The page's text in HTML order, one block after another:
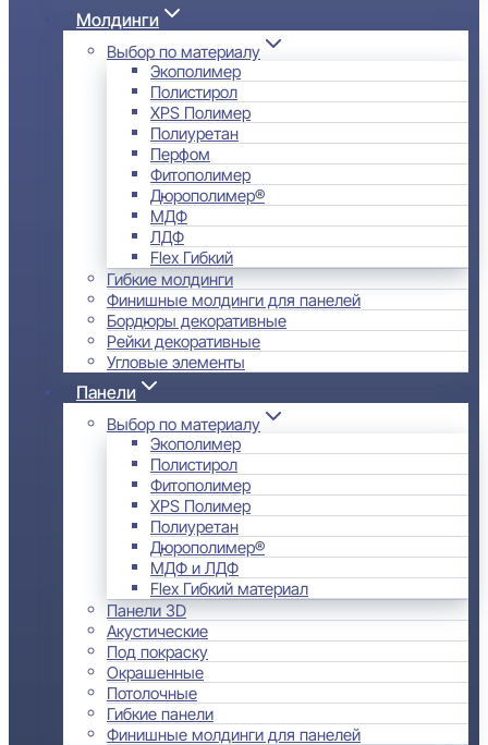
Молдинги
Выбор по материалу
Экополимер
Полистирол
XPS Полимер
Полиуретан
Перфом
Фитополимер
Дюрополимер®
МДФ
ЛДФ
Flex Гибкий
Гибкие молдинги
Финишные молдинги для панелей
Бордюры декоративные
Рейки декоративные
Угловые элементы
Панели
Выбор по материалу
Экополимер
Полистирол
Фитополимер
XPS Полимер
Полиуретан
Дюрополимер®
МДФ и ЛДФ
Flex Гибкий материал
Панели 3D
Акустические
Под покраску
Окрашенные
Потолочные
Гибкие панели
Финишные молдинги для панелей